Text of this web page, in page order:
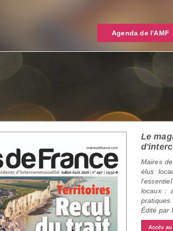
Agenda de l'AMF
Le
Maires
élus
locaux :
pratiques.
Édité par
Accès